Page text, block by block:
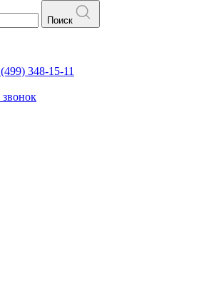
Поиск
348-15-11
звонок